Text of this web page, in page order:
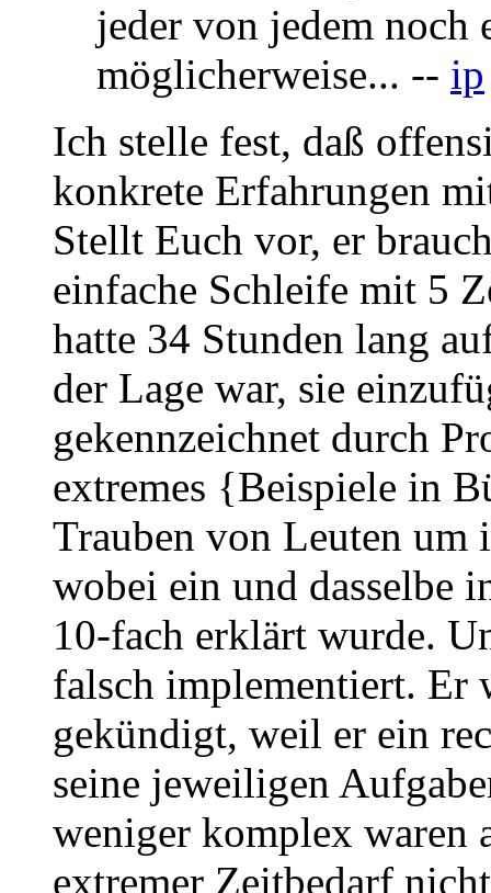
jeder von jedem noch
möglicherweise... -- ip
Ich stelle fest, daß
konkrete Erfahrungen
Stellt Euch vor, er
einfache Schleife mit 5
hatte 34 Stunden lang
der Lage war, sie
gekennzeichnet durch
extremes {Beispiele in
Trauben von Leuten um
wobei ein und dasselbe
10-fach erklärt wurde.
falsch implementiert. Er
gekündigt, weil er ein
seine jeweiligen
weniger komplex waren
extremer Zeitbedarf